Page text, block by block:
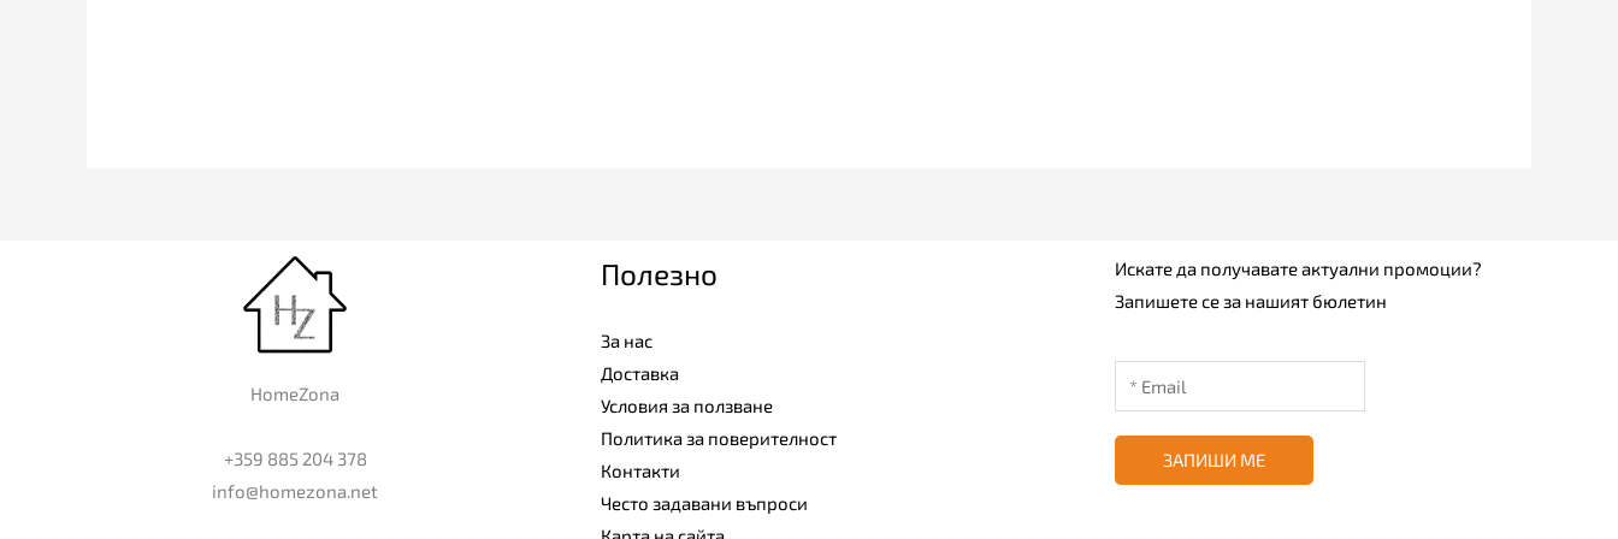
HomeZona
+359 885 204 378
info@homezona.net
Полезно
За нас
Доставка
Условия за ползване
Политика за поверителност
Контакти
Често задавани въпроси
Искате да получавате актуални промоции?
Запишете се за нашият бюлетин
ЗАПИШИ МЕ